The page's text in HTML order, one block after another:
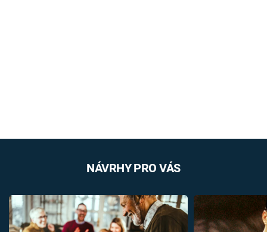
NÁVRHY PRO VÁS